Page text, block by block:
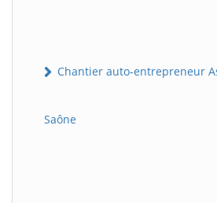
Chantier auto-entrepreneur
Saône